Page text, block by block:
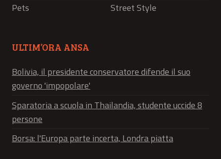
Pets
Street Style
ULTIM’ORA ANSA
Bolivia, il presidente conservatore difende il suo
governo 'impopolare'
Sparatoria a scuola in Thailandia, studente uccide 8
persone
Borsa: l'Europa parte incerta, Londra piatta